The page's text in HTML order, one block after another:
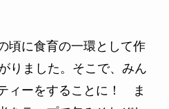
頃に食育の一環として作
りました。そこで、みん
ィーをすることに！ ま